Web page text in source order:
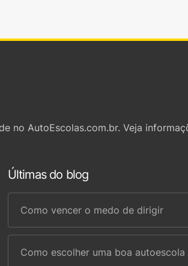
no AutoEscolas.com.br. Veja
Últimas do blog
Como vencer o medo de dirigir
Como escolher uma boa autoescola